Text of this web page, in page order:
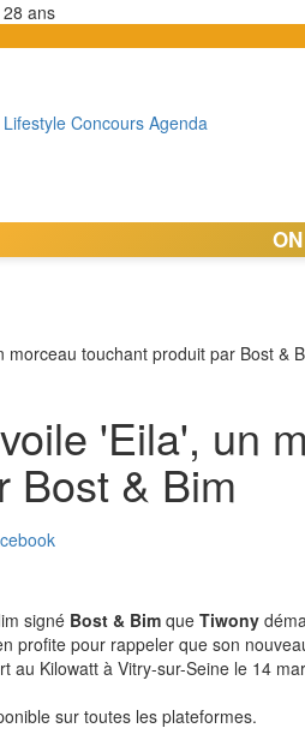
ans
Lifestyle Concours Agenda
'Eila', un
Bost & Bim
signé Bost & Bim que Tiwony
profite pour rappeler que son
au Kilowatt à Vitry-sur-Seine le 14
sur toutes les plateformes.